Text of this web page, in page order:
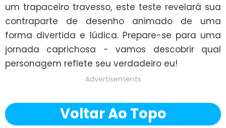
um trapaceiro travesso, este teste revelará sua
contraparte de desenho animado de uma
forma divertida e lúdica. Prepare-se para uma
jornada caprichosa - vamos descobrir qual
personagem reflete seu verdadeiro eu!
Advertisements
Voltar Ao Topo